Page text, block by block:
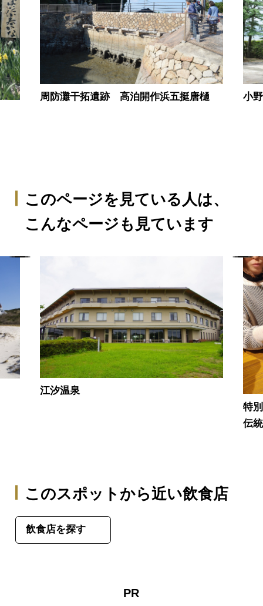
周防灘干拓遺跡 高泊開作浜五挺唐樋 小
このページを見ている人は、
こんなページも見ています
江汐温泉
特
伝
このスポットから近い飲食店
飲食店を探す
PR